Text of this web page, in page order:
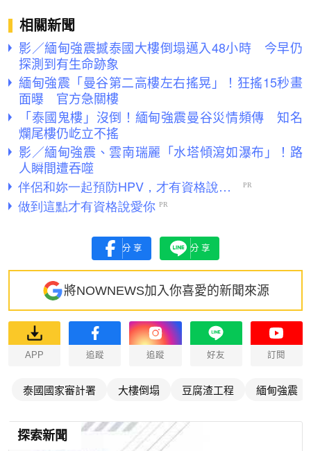
相關新聞
影／緬甸強震撼泰國大樓倒塌邁入48小時 今早仍
探測到有生命跡象
緬甸強震「曼谷第二高樓左右搖晃」！狂搖15秒畫
面曝 官方急關樓
「泰國鬼樓」沒倒！緬甸強震曼谷災情頻傳 知名
爛尾樓仍屹立不搖
影／緬甸強震、雲南瑞麗「水塔傾瀉如瀑布」！路
人瞬間遭吞噬
分享 分享
將NOWNEWS加入你喜愛的新聞來源
APP 追蹤 追蹤 好友 訂閱
泰國國家審計署 大樓倒塌 豆腐渣工程 緬甸強震
探索新聞